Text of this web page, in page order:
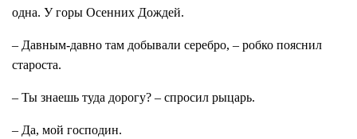
одна. У горы Осенних Дождей.
– Давным-давно там добывали серебро, – робко пояснил
староста.
– Ты знаешь туда дорогу? – спросил рыцарь.
– Да, мой господин.